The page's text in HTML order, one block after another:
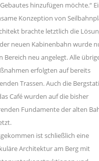
hinzufügen möchte.“
Konzeption von
brachte letztlich die
neuen Kabinenbahn wurde
Bereich neu angelegt. Alle
erfolgten auf bereits
Trassen. Auch die
Café wurden auf die bisher
Fundamente der alten
ist schließlich eine
Architektur am Berg mit